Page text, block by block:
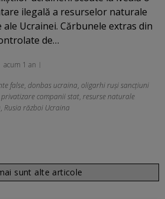
ilegală a resurselor naturale
Ucrainei. Cărbunele extras din
de…
acum 1 an
false, donbas ucraina, oligarhi ruși sancțiuni
privatizare companii stat, resurse naturale
, Rusia război Ucraina
sunt alte articole